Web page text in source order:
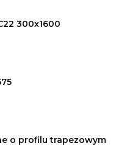
300x1600
o profilu trapezowym